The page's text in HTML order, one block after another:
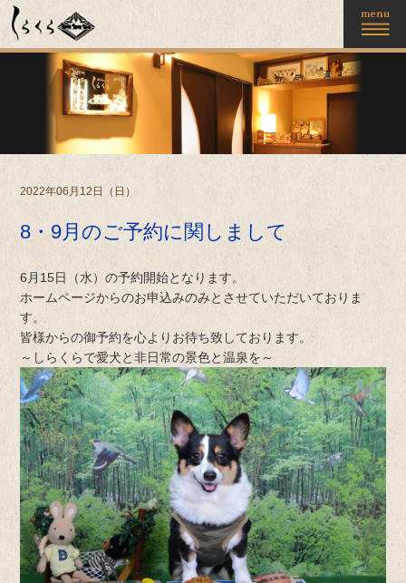
2022年06月12日（日）
8・9月のご予約に関しまして
6月15日（水）の予約開始となります。
ホームページからのお申込みのみとさせていただいておりま
す。
皆様からの御予約を心よりお待ち致しております。
～しらくらで愛犬と非日常の景色と温泉を～